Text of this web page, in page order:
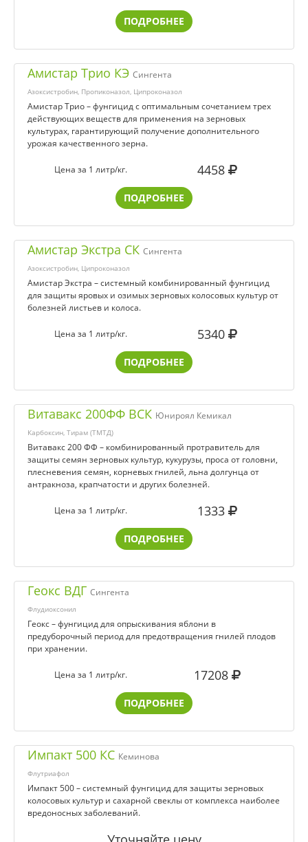
ПОДРОБНЕЕ
Амистар Трио КЭ Сингента
Азоксистробин, Пропиконазол, Ципроконазол
Амистар Трио – фунгицид с оптимальным сочетанием трех
действующих веществ для применения на зерновых
культурах, гарантирующий получение дополнительного
урожая качественного зерна.
Цена за 1 литр/кг. 4458
ПОДРОБНЕЕ
Амистар Экстра СК Сингента
Азоксистробин, Ципроконазол
Амистар Экстра – системный комбинированный фунгицид
для защиты яровых и озимых зерновых колосовых культур от
болезней листьев и колоса.
Цена за 1 литр/кг. 5340
ПОДРОБНЕЕ
Витавакс 200ФФ ВСК Юнироял Кемикал
Карбоксин, Тирам (ТМТД)
Витавакс 200 ФФ – комбинированный протравитель для
защиты семян зерновых культур, кукурузы, проса от головни,
плесневения семян, корневых гнилей, льна долгунца от
антракноза, крапчатости и других болезней.
Цена за 1 литр/кг. 1333
ПОДРОБНЕЕ
Геокс ВДГ Сингента
Флудиоксонил
Геокс – фунгицид для опрыскивания яблони в
предуборочный период для предотвращения гнилей плодов
при хранении.
Цена за 1 литр/кг. 17208
ПОДРОБНЕЕ
Импакт 500 КС Кеминова
Флутриафол
Импакт 500 – системный фунгицид для защиты зерновых
колосовых культур и сахарной свеклы от комплекса наиболее
вредоносных заболеваний.